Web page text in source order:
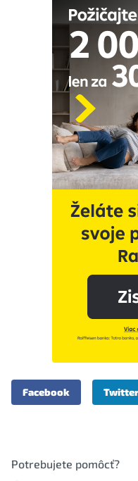
Facebook Twitter
Potrebujete pomôcť?